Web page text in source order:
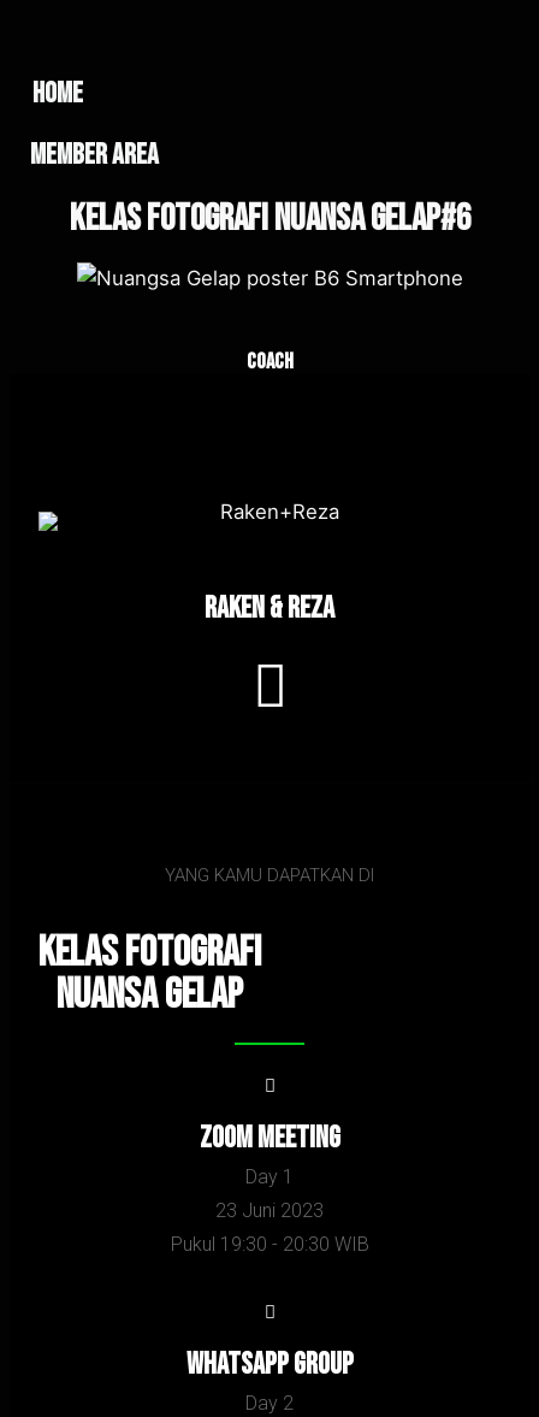
home
member area
Kelas Fotografi Nuansa Gelap#6
Coach
Raken & Reza
YANG KAMU DAPATKAN DI
Kelas fotoGrafi
Nuansa Gelap
Zoom Meeting
Day 1
23 Juni 2023
Pukul 19:30 - 20:30 WIB
Whatsapp Group
Day 2